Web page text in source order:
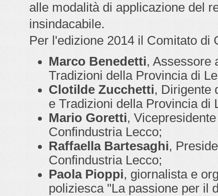
alle modalità di applicazione del
insindacabile.
Per l'edizione 2014 il Comitato di
Marco Benedetti, Assessore
Tradizioni della Provincia di
Clotilde Zucchetti, Dirigente
e Tradizioni della Provincia di
Mario Goretti,
Confindustria Lecco;
Raffaella Bartesaghi,
Confindustria Lecco;
Paola Pioppi, giornalista e
poliziesca "La passione per il